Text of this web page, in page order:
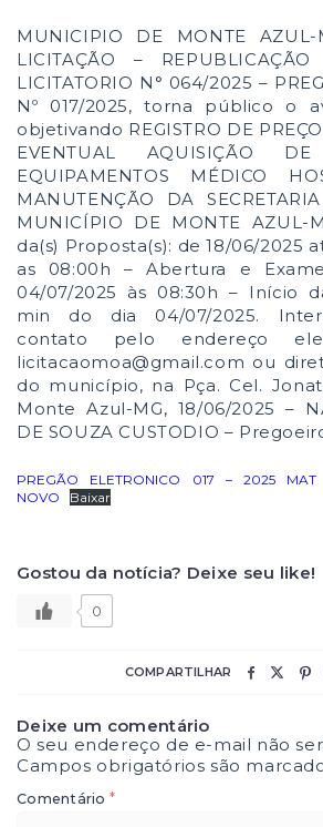
MUNICIPIO DE MONTE
LICITAÇÃO – REPUBLICAÇÃO
LICITATORIO N° 064/2025 –
Nº 017/2025, torna público o
objetivando REGISTRO DE
EVENTUAL AQUISIÇÃO
EQUIPAMENTOS MÉDICO
MANUTENÇÃO DA
MUNICÍPIO DE MONTE AZUL-
da(s) Proposta(s): de 18/06/2025
as 08:00h – Abertura e
04/07/2025 às 08:30h – Início
min do dia 04/07/2025.
contato pelo endereço
licitacaomoa@gmail.com ou
do município, na Pça. Cel.
Monte Azul-MG, 18/06/2025 –
DE SOUZA CUSTODIO –
PREGÃO ELETRONICO 017 – 2025 MAT
NOVO
Baixar
Gostou da notícia? Deixe seu like!
0
COMPARTILHAR
Deixe um comentário
O seu endereço de e-mail não
Campos obrigatórios são
Comentário *